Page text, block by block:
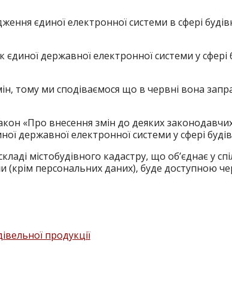
єдиної електронної системи в сфері
державної електронної системи у сфері
тому ми сподіваємося що в червні вона
«Про внесення змін до деяких
державної електронної системи у сфері
містобудівного кадастру, що об’єднає у
(крім персональних даних), буде доступною
продукції